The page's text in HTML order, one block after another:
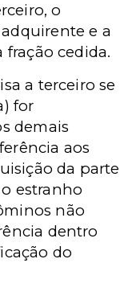
o
e a
cedida.
a terceiro se
for
demais
aos
da parte
estranho
não
dentro
do